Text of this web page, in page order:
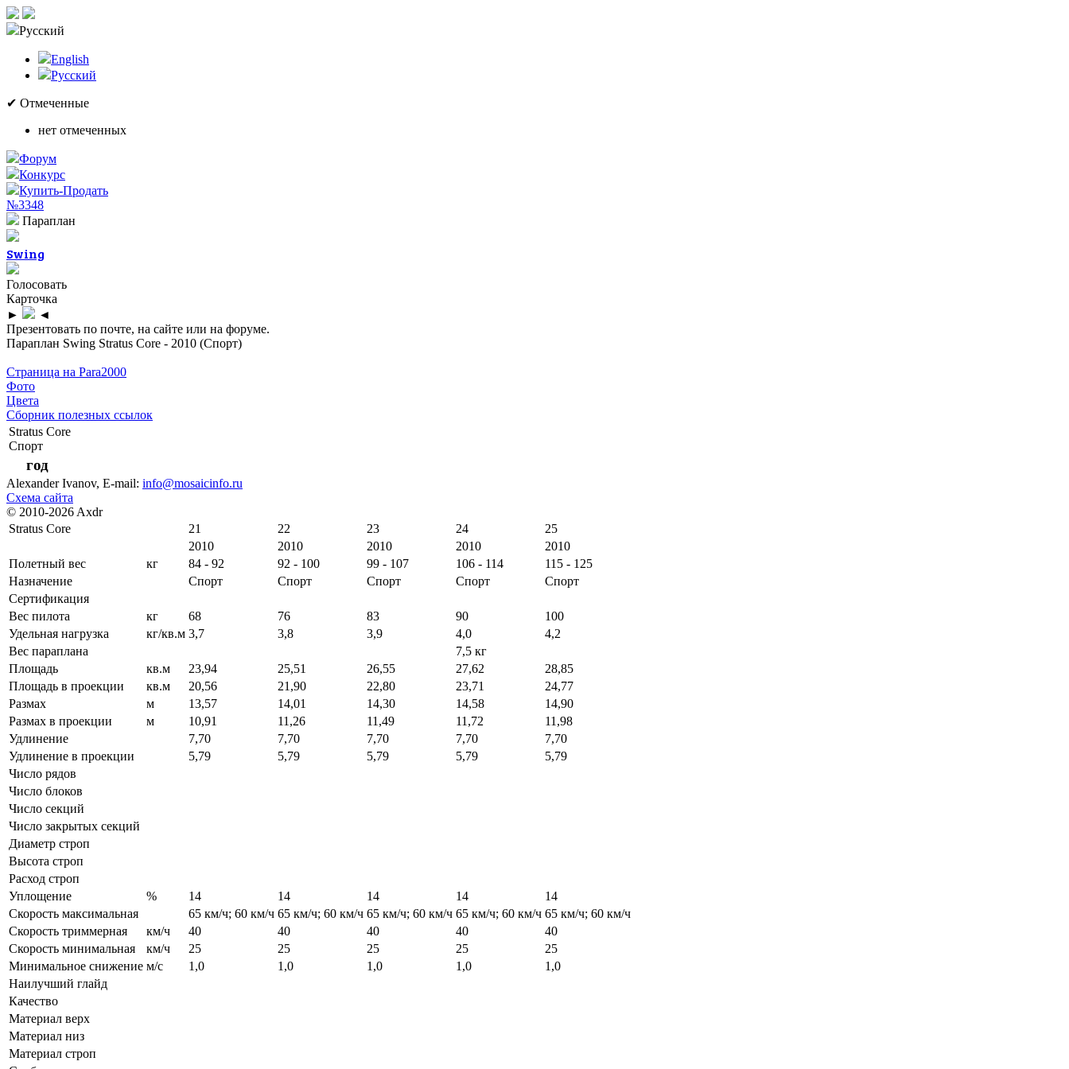
Русский
English
Русский
✔ Отмеченные
нет отмеченных
Форум
Конкурс
Купить-Продать
№3348
Параплан
Swing
Голосовать
Карточка
►
◄
Презентовать по почте, на сайте или на форуме.
Параплан Swing Stratus Core - 2010 (Спорт)
Страница на Para2000
Фото
Цвета
Сборник полезных ссылок
Stratus Core
Спорт
год
Alexander Ivanov, E-mail: info@mosaicinfo.ru
Схема сайта
© 2010-2026 Axdr
Stratus Core
21 22 23 24
25
2010
2010 2010 2010
2010
Полетный вес
кг 84 - 92 92 - 100 99 - 107 106 - 114
115 - 125
Назначение
Спорт Спорт Спорт Спорт
Спорт
Сертификация
Вес пилота
кг 68 76 83 90
100
Удельная нагрузка
кг/кв.м 3,7 3,8 3,9 4,0
4,2
Вес параплана
7,5 кг
Площадь
кв.м 23,94 25,51 26,55 27,62
28,85
Площадь в проекции
кв.м 20,56 21,90 22,80 23,71
24,77
Размах
м 13,57 14,01 14,30 14,58
14,90
Размах в проекции
м 10,91 11,26 11,49 11,72
11,98
Удлинение
7,70 7,70 7,70 7,70
7,70
Удлинение в проекции
5,79 5,79 5,79 5,79
5,79
Число рядов
Число блоков
Число секций
Число закрытых секций
Диаметр строп
Высота строп
Расход строп
Уплощение
% 14 14 14 14
14
Скорость максимальная
65 км/ч; 60 км/ч 65 км/ч; 60 км/ч 65 км/ч; 60 км/ч 65 км/ч; 60 км/ч 65 км/ч; 60 км/ч
Скорость триммерная
км/ч 40 40 40 40
40
Скорость минимальная
км/ч 25 25 25 25
25
Минимальное снижение м/с 1,0 1,0 1,0 1,0
1,0
Наилучший глайд
Качество
Материал верх
Материал низ
Материал строп